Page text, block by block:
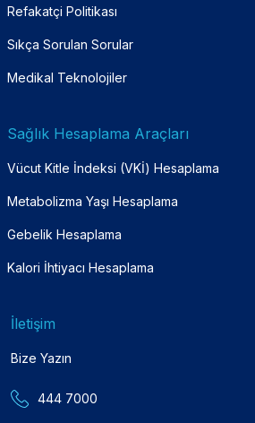
Refakatçi Politikası
Sıkça Sorulan Sorular
Medikal Teknolojiler
Sağlık Hesaplama Araçları
Vücut Kitle İndeksi (VKİ) Hesaplama
Metabolizma Yaşı Hesaplama
Gebelik Hesaplama
Kalori İhtiyacı Hesaplama
İletişim
Bize Yazın
444 7000